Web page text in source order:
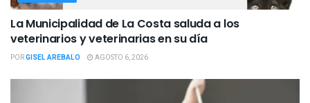
La Municipalidad de La Costa saluda a los
veterinarios y veterinarias en su día
PORGISEL AREBALO AGOSTO 6, 2026